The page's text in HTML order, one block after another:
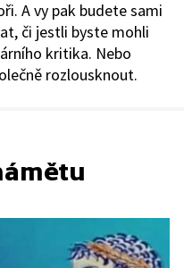
A vy pak budete sami
či jestli byste mohli
kritika. Nebo
rozlousknout.